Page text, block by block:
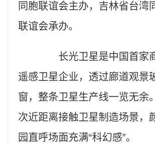
同胞联谊会主办，吉林省台湾
联谊会承办。
长光卫星是中国首家
遥感卫星企业，透过廊道观景
窗，整条卫星生产线一览无余
次近距离接触卫星制造场景，
园直呼场面充满“科幻感”。